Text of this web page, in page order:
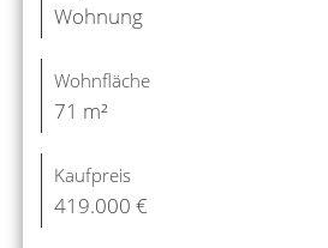
Wohnung
Wohnfläche
71 m²
Kaufpreis
419.000 €